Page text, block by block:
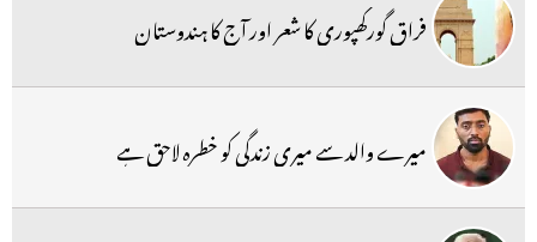
فراق گورکھپوری کا شعر اور آج کا ہندوستان
میرے والد سے میری زندگی کو خطرہ لاحق ہے